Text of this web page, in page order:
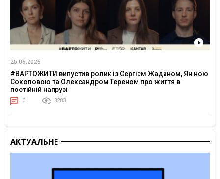
25.06.2026
#ВАРТОЖИТИ випустив ролик із Сергієм Жаданом, Яніною
Соколовою та Олександром Тереном про життя в
постійній напрузі
0 3283
АКТУАЛЬНЕ